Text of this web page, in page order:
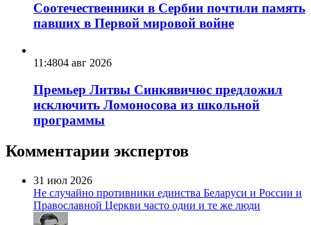
Соотечественники в Сербии почтили память
павших в Первой мировой войне
11:4804 авг 2026
Премьер Литвы Синкявичюс предложил
исключить Ломоносова из школьной
программы
Комментарии экспертов
31 июл 2026
Не случайно противники единства Беларуси и России и
Православной Церкви часто одни и те же люди